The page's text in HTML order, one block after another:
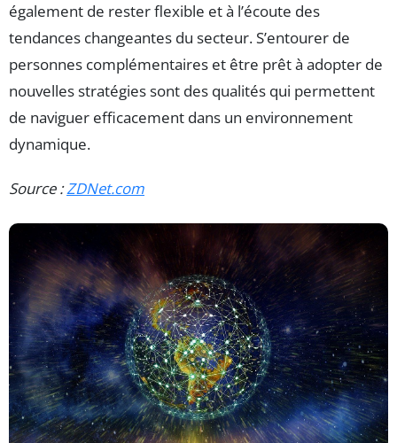
également de rester flexible et à l’écoute des
tendances changeantes du secteur. S’entourer de
personnes complémentaires et être prêt à adopter de
nouvelles stratégies sont des qualités qui permettent
de naviguer efficacement dans un environnement
dynamique.
Source :ZDNet.com